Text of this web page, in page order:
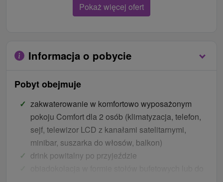
Pokaż więcej ofert
Informacja o pobycie
Pobyt obejmuje
zakwaterowanie w komfortowo wyposażonym
pokoju Comfort dla 2 osób (klimatyzacja, telefon,
sejf, telewizor LCD z kanałami satelitarnymi,
minibar, suszarka do włosów, balkon)
drink powitalny po przyjeździe